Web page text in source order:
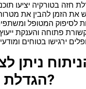
חזה בטורקיה יציעו
הזמן להבין את
לסיפוק המטופל
פתוחה והענקת
ניתן
הגדלת חזה בטורקיה?